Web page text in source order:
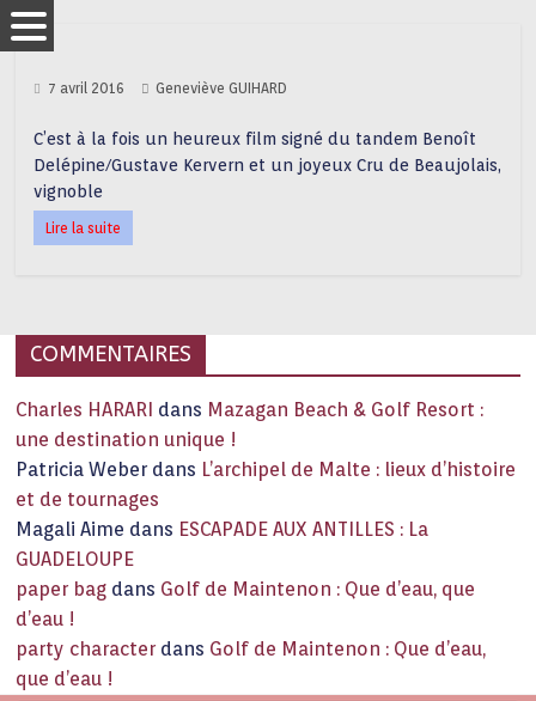
7 avril 2016 Geneviève GUIHARD
C’est à la fois un heureux film signé du tandem Benoît
Delépine/Gustave Kervern et un joyeux Cru de Beaujolais,
vignoble
Lire la suite
COMMENTAIRES
Charles HARARI dans Mazagan Beach & Golf Resort :
une destination unique !
Patricia Weber dans L’archipel de Malte : lieux d’histoire
et de tournages
Magali Aime dans ESCAPADE AUX ANTILLES : La
GUADELOUPE
paper bag dans Golf de Maintenon : Que d’eau, que
d’eau !
party character dans Golf de Maintenon : Que d’eau,
que d’eau !